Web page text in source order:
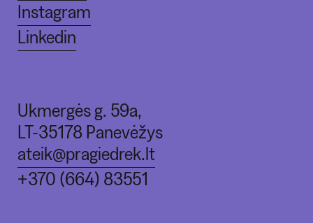
Instagram
Linkedin
Ukmergės g. 59a,
LT-35178 Panevėžys
ateik@pragiedrek.lt
+370 (664) 83551